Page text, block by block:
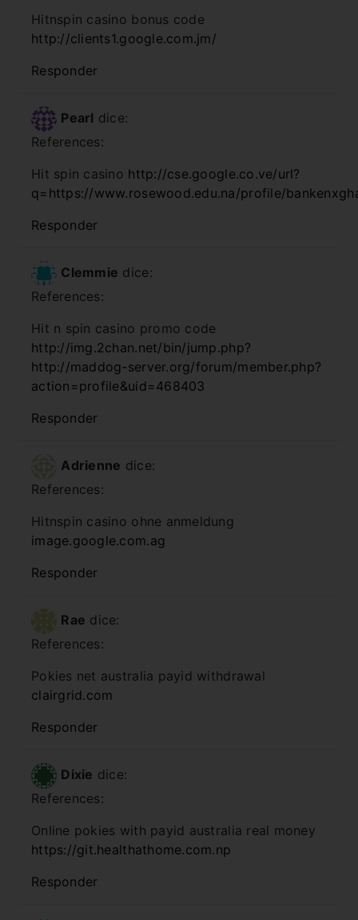
Hitnspin casino bonus code
http://clients1.google.com.jm/
Responder
Pearl dice:
References:
Hit spin casino http://cse.google.co.ve/url?
q=https://www.rosewood.edu.na/profile/
Responder
Clemmie dice:
References:
Hit n spin casino promo code
http://img.2chan.net/bin/jump.php?
http://maddog-server.org/forum/member.php?
action=profile&uid=468403
Responder
Adrienne dice:
References:
Hitnspin casino ohne anmeldung
image.google.com.ag
Responder
Rae dice:
References:
Pokies net australia payid withdrawal
clairgrid.com
Responder
Dixie dice:
References:
Online pokies with payid australia real money
https://git.healthathome.com.np
Responder